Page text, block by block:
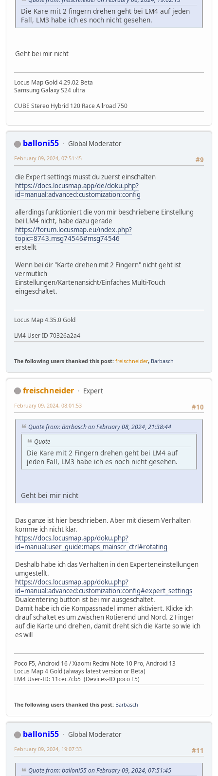
Die Kare mit 2 fingern drehen geht bei LM4 auf jeden
Fall, LM3 habe ich es noch nicht gesehen.
Geht bei mir nicht
Locus Map Gold 4.29.02 Beta
Samsung Galaxy S24 ultra
CUBE Stereo Hybrid 120 Race Allroad 750
balloni55
Global Moderator
#9
February 09, 2024, 07:51:45
die Expert settings musst du zuerst einschalten
https://docs.locusmap.app/de/doku.php?
id=manual:advanced:customization:config
allerdings funktioniert die von mir beschriebene Einstellung
bei LM4 nicht, habe dazu gerade
https://forum.locusmap.eu/index.php?
topic=8743.msg74546#msg74546
erstellt
Wenn bei dir "Karte drehen mit 2 Fingern" nicht geht ist
vermutlich
Einstellungen/Kartenansicht/Einfaches Multi-Touch
eingeschaltet.
Locus Map 4.35.0 Gold
LM4 User ID 70326a2a4
The following users thanked this post: freischneider, Barbasch
freischneider
Expert
#10
February 09, 2024, 08:01:53
Quote from: Barbasch on February 08, 2024, 21:38:44
Quote
Die Kare mit 2 Fingern drehen geht bei LM4 auf
jeden Fall, LM3 habe ich es noch nicht gesehen.
Geht bei mir nicht
Das ganze ist hier beschrieben. Aber mit diesem Verhalten
komme ich nicht klar.
https://docs.locusmap.app/doku.php?
id=manual:user_guide:maps_mainscr_ctrl#rotating
Deshalb habe ich das Verhalten in den Experteneinstellungen
umgestellt.
https://docs.locusmap.app/doku.php?
id=manual:advanced:customization:config#expert_settings
Dualcentering button ist bei mir ausgeschaltet.
Damit habe ich die Kompassnadel immer aktiviert. Klicke ich
drauf schaltet es um zwischen Rotierend und Nord. 2 Finger
auf die Karte und drehen, damit dreht sich die Karte so wie ich
es will
Poco F5, Android 16 / Xiaomi Redmi Note 10 Pro, Android 13
Locus Map 4 Gold (always latest version or Beta)
LM4 User-ID: 11cec7cb5 (Devices-ID poco F5)
The following users thanked this post: Barbasch
balloni55
Global Moderator
#11
February 09, 2024, 19:07:33
Quote from: balloni55 on February 09, 2024, 07:51:45